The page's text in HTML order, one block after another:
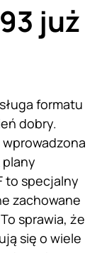
już
formatu
dobry.
to specjalny
zachowane
sprawia, że
się o wiele